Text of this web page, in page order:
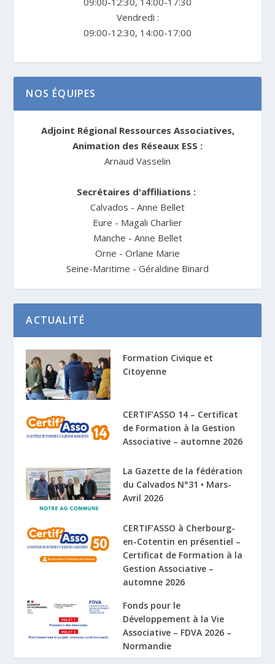
Vendredi :
09:00-12:30, 14:00-17:00
NOS ÉQUIPES
Adjoint Régional Ressources Associatives,
Animation des Réseaux ESS :
Arnaud Vasselin
Secrétaires d'affiliations :
Calvados - Anne Bellet
Eure - Magali Charlier
Manche - Anne Bellet
Orne - Orlane Marie
Seine-Maritime - Géraldine Binard
ACTUALITÉ
Formation Civique et
Citoyenne
CERTIF’ASSO 14 – Certificat
de Formation à la Gestion
Associative – automne 2026
La Gazette de la fédération
du Calvados N°31 • Mars-
Avril 2026
CERTIF’ASSO à Cherbourg-
en-Cotentin en présentiel –
Certificat de Formation à la
Gestion Associative –
automne 2026
Fonds pour le
Développement à la Vie
Associative – FDVA 2026 –
Normandie